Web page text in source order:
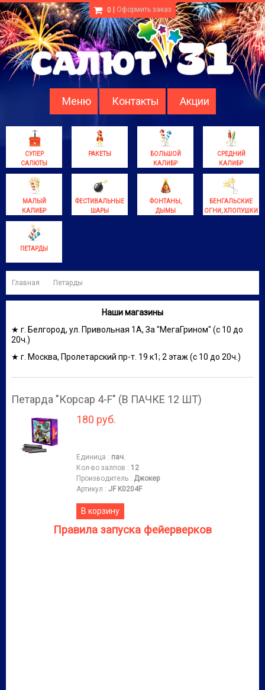
0 Оформить заказ
Меню Контакты Акции
СУПЕР
САЛЮТЫ
РАКЕТЫ
БОЛЬШОЙ
КАЛИБР
СРЕДНИЙ
КАЛИБР
МАЛЫЙ
КАЛИБР
ФЕСТИВАЛЬНЫЕ
ШАРЫ
ФОНТАНЫ,
ДЫМЫ
БЕНГАЛЬСКИЕ
ОГНИ, ХЛОПУШКИ
ПЕТАРДЫ
Главная Петарды
Наши магазины
★ г. Белгород, ул. Привольная 1А, За "МегаГрином" (с 10 до
20ч.)
★ г. Москва, Пролетарский пр-т. 19 к1; 2 этаж (с 10 до 20ч.)
Петарда "Корсар 4-F" (В ПАЧКЕ 12 ШТ)
180 руб.
Единица : пач.
Кол-во залпов : 12
Производитель : Джокер
Артикул : JF K0204F
В корзину
Правила запуска фейерверков